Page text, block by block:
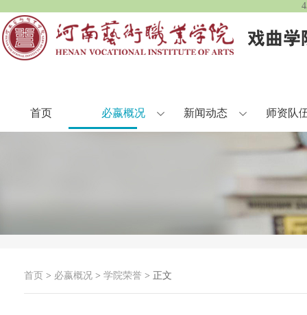
首页 必嬴概况 新闻动态 师资队
首页 > 必嬴概况 > 学院荣誉 > 正文